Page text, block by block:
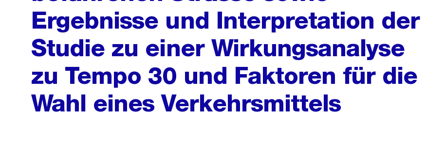
Ergebnisse und Interpretation der
Studie zu einer Wirkungsanalyse
zu Tempo 30 und Faktoren für die
Wahl eines Verkehrsmittels